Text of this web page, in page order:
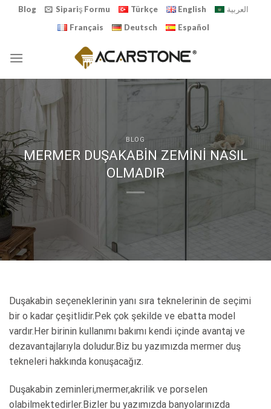
Blog Sipariş Formu Türkçe English
العربية
Français
Deutsch Español
BLOG
MERMER DUŞAKABİN ZEMİNİ NASIL
OLMADIR
Duşakabin seçeneklerinin yanı sıra teknelerinin de seçimi
bir o kadar çeşitlidir.Pek çok şekilde ve ebatta model
vardır.Her birinin kullanımı bakımı kendi içinde avantaj ve
dezavantajlarıyla doludur.Biz bu yazımızda mermer duş
tekneleri hakkında konuşacağız.
Duşakabin zeminleri,mermer,akrilik ve porselen
olabilmektedirler.Bizler bu yazımızda banyolarınızda